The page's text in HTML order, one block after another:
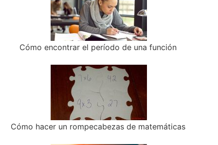
Cómo encontrar el período de una función
Cómo hacer un rompecabezas de matemáticas